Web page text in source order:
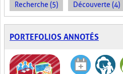
Recherche (5) Découverte (4)
PORTEFOLIOS ANNOTÉS